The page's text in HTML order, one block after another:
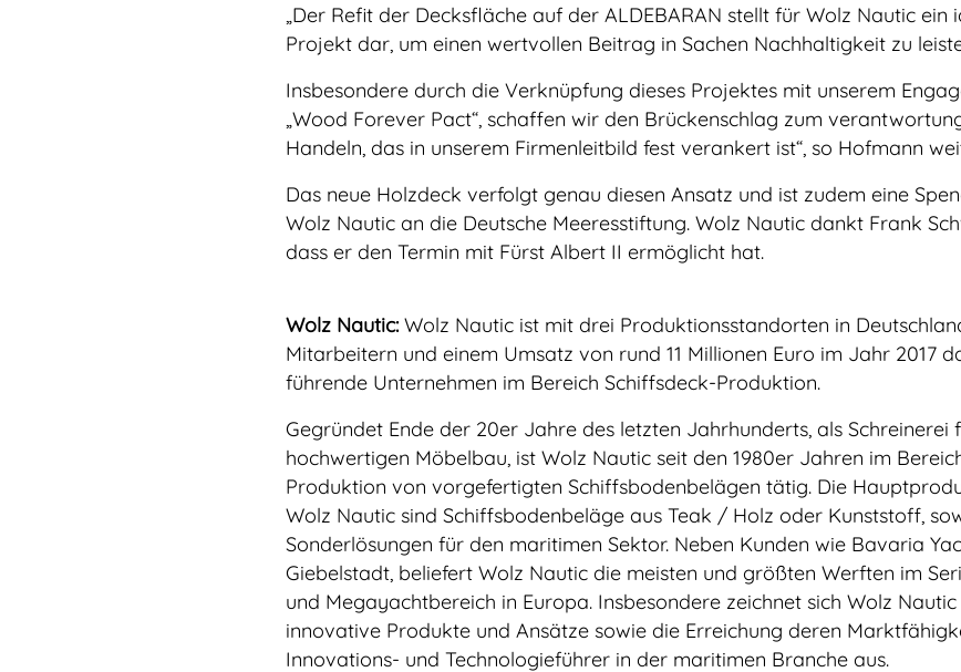
„Der Refit der Decksfläche auf der ALDEBARAN stellt für Wolz Nautic ein
Projekt dar, um einen wertvollen Beitrag in Sachen Nachhaltigkeit zu
Insbesondere durch die Verknüpfung dieses Projektes mit unserem
„Wood Forever Pact“, schaffen wir den Brückenschlag zum
Handeln, das in unserem Firmenleitbild fest verankert ist“, so Hofmann
Das neue Holzdeck verfolgt genau diesen Ansatz und ist zudem eine
Wolz Nautic an die Deutsche Meeresstiftung. Wolz Nautic dankt Frank
dass er den Termin mit Fürst Albert II ermöglicht hat.
Wolz Nautic:Wolz Nautic ist mit drei Produktionsstandorten in
Mitarbeitern und einem Umsatz von rund 11 Millionen Euro im Jahr 2017
führende Unternehmen im Bereich Schiffsdeck-Produktion.
Gegründet Ende der 20er Jahre des letzten Jahrhunderts, als Schreinerei
hochwertigen Möbelbau, ist Wolz Nautic seit den 1980er Jahren im
Produktion von vorgefertigten Schiffsbodenbelägen tätig. Die
Wolz Nautic sind Schiffsbodenbeläge aus Teak / Holz oder Kunststoff,
Sonderlösungen für den maritimen Sektor. Neben Kunden wie Bavaria
Giebelstadt, beliefert Wolz Nautic die meisten und größten Werften im
und Megayachtbereich in Europa. Insbesondere zeichnet sich Wolz
innovative Produkte und Ansätze sowie die Erreichung deren
Innovations- und Technologieführer in der maritimen Branche aus.